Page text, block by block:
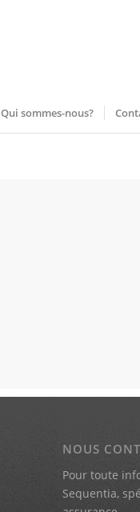
Qui sommes-nous?
NOUS
Pour toute
Sequentia,